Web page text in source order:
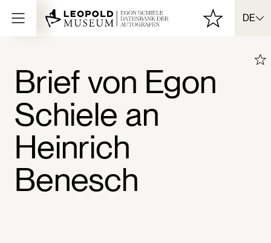
DE
Brief von Egon
Schiele an
Heinrich
Benesch